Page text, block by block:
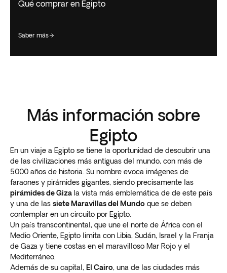
Qué comprar en Egipto
saber más
Más información sobre
Egipto
En un viaje a Egipto se tiene la oportunidad de descubrir una
de las civilizaciones más antiguas del mundo, con más de
5000 años de historia. Su nombre evoca imágenes de
faraones y pirámides gigantes, siendo precisamente las
pirámides de Giza la vista más emblemática de de este país
y una de las siete Maravillas del Mundo que se deben
contemplar en un circuito por Egipto.
Un país transcontinental, que une el norte de África con el
Medio Oriente, Egipto limita con Libia, Sudán, Israel y la Franja
de Gaza y tiene costas en el maravilloso Mar Rojo y el
Mediterráneo.
Además de su capital, El Cairo, una de las ciudades más